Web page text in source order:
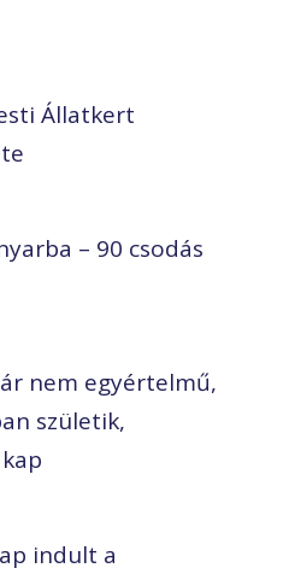
Állatkert
– 90 csodás
nem egyértelmű,
születik,
indult a